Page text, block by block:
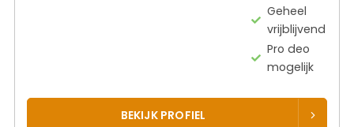
Geheel
vrijblijvend
Pro deo
mogelijk
BEKIJK PROFIEL